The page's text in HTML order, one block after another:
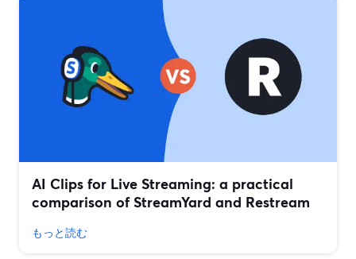
AI Clips for Live Streaming: a practical
comparison of StreamYard and Restream
もっと読む